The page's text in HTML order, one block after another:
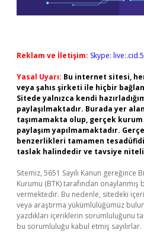
Reklam ve İletişim: Skype:
Yasal Uyarı: Bu internet sitesi,
veya şahıs şirketi ile hiçbir
Sitede yalnızca kendi
paylaşılmaktadır. Burada yer
taşımamakta olup, gerçek
paylaşım yapılmamaktadır.
benzerlikleri tamamen
taslak halindedir ve tavsiye
Sitemiz, 5651 Sayılı Kanun
Kurumu (BTK) tarafından onaylanmış
vermektedir. Bu nedenle, sitedeki
veya araştırma yükümlülüğümüz
yazdıkları içeriklerin sorumluluğunu
bu sorumluluğu kabul etmiş sayılırlar.